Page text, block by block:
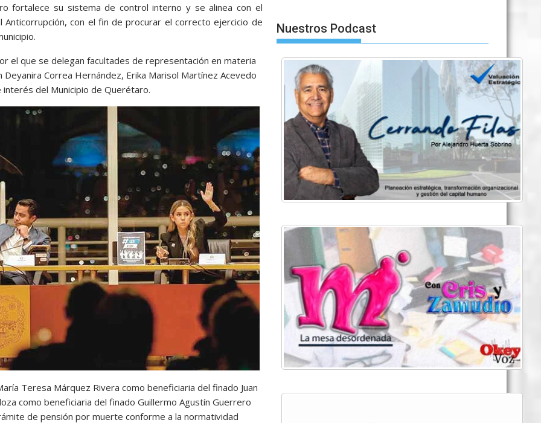
fortalece su sistema de control interno y se alinea con el
Anticorrupción, con el fin de procurar el correcto ejercicio de
el que se delegan facultades de representación en materia
Correa Hernández, Erika Marisol Martínez Acevedo
del Municipio de Querétaro.
Teresa Márquez Rivera como beneficiaria del finado Juan
como beneficiaria del finado Guillermo Agustín Guerrero
de pensión por muerte conforme a la normatividad
Nuestros Podcast